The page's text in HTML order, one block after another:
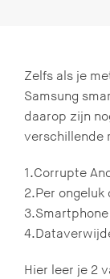
Zelfs als je
Samsung
daarop zijn
verschillende
1.Corrupte
2.Per
Hier leer je 2